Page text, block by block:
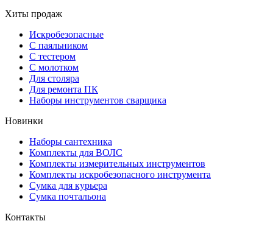
Хиты продаж
Искробезопасные
С паяльником
С тестером
С молотком
Для столяра
Для ремонта ПК
Наборы инструментов сварщика
Новинки
Наборы сантехника
Комплекты для ВОЛС
Комплекты измерительных инструментов
Комплекты искробезопасного инструмента
Сумка для курьера
Сумка почтальона
Контакты